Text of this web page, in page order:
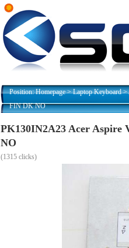
Position:Homepage>Laptop Keyboard>
FIN DK NO
PK130IN2A23 Acer Aspire
NO
(1315 clicks)